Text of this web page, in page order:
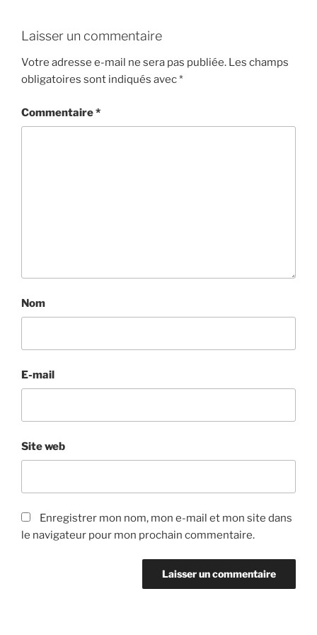
Laisser un commentaire
Votre adresse e-mail ne sera pas publiée. Les champs
obligatoires sont indiqués avec*
Commentaire*
Nom
E-mail
Site web
Enregistrer mon nom, mon e-mail et mon site dans
le navigateur pour mon prochain commentaire.